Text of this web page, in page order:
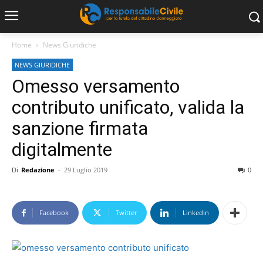
Home News Giuridiche
NEWS GIURIDICHE
Omesso versamento
contributo unificato, valida la
sanzione firmata
digitalmente
Di Redazione - 29 Luglio 2019 0
Facebook Twitter Linkedin